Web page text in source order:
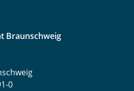
Braunschweig
0